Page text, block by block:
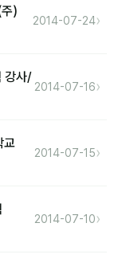
)
2014-07-24›
강사/
2014-07-16›
교
2014-07-15›
2014-07-10›